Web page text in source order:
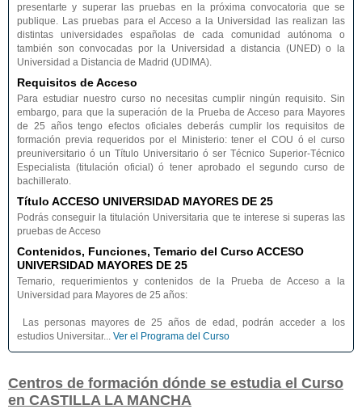
presentarte y superar las pruebas en la próxima convocatoria que se
publique. Las pruebas para el Acceso a la Universidad las realizan las
distintas universidades españolas de cada comunidad autónoma o
también son convocadas por la Universidad a distancia (UNED) o la
Universidad a Distancia de Madrid (UDIMA).
Requisitos de Acceso
Para estudiar nuestro curso no necesitas cumplir ningún requisito. Sin
embargo, para que la superación de la Prueba de Acceso para Mayores
de 25 años tengo efectos oficiales deberás cumplir los requisitos de
formación previa requeridos por el Ministerio: tener el COU ó el curso
preuniversitario ó un Título Universitario ó ser Técnico Superior-Técnico
Especialista (titulación oficial) ó tener aprobado el segundo curso de
bachillerato.
Título ACCESO UNIVERSIDAD MAYORES DE 25
Podrás conseguir la titulación Universitaria que te interese si superas las
pruebas de Acceso
Contenidos, Funciones, Temario del Curso ACCESO
UNIVERSIDAD MAYORES DE 25
Temario, requerimientos y contenidos de la Prueba de Acceso a la
Universidad para Mayores de 25 años:
Las personas mayores de 25 años de edad, podrán acceder a los
estudios Universitar... Ver el Programa del Curso
Centros de formación dónde se estudia el Curso
en CASTILLA LA MANCHA